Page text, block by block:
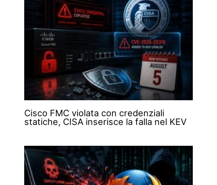
Cisco FMC violata con credenziali
statiche, CISA inserisce la falla nel KEV